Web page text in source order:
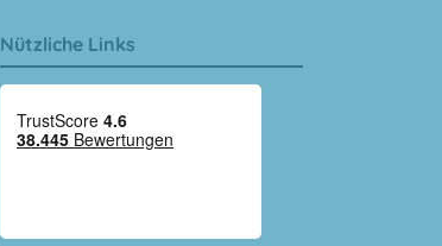
Nützliche Links